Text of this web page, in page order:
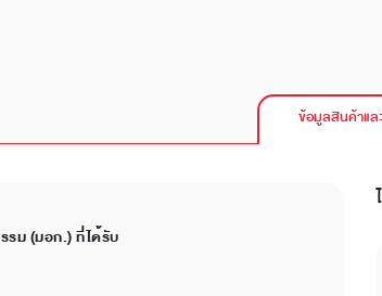
ข้อมูลสินค้าแล
ม (มอก.) ที่ได้รับ